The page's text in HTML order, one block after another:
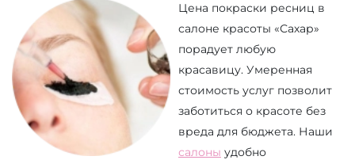
Цена покраски ресниц в
салоне красоты «Сахар»
порадует любую
красавицу. Умеренная
стоимость услуг позволит
заботиться о красоте без
вреда для бюджета. Наши
салоны удобно